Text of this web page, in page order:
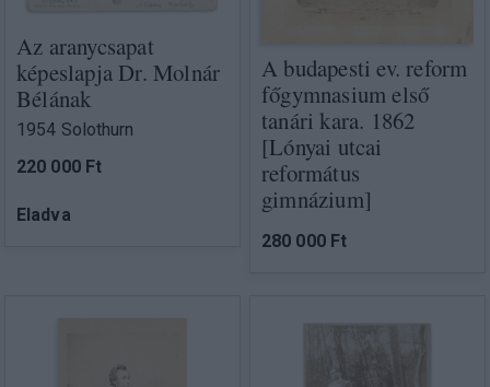
Az aranycsapat
képeslapja Dr. Molnár
Bélának
1954 Solothurn
220 000 Ft
Eladva
A budapesti ev. reform
főgymnasium első
tanári kara. 1862
[Lónyai utcai
református
gimnázium]
280 000 Ft